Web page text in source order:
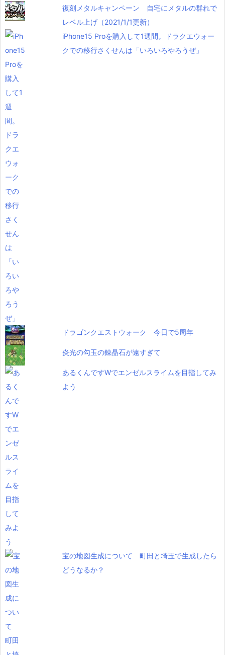
復刻メタルキャンペーン 自宅にメタルの群れで
レベル上げ（2021/1/1更新）
iPhone15 Proを購入して1週間。ドラクエウォー
クでの移行さくせんは「いろいろやろうぜ」
ドラゴンクエストウォーク 今日で5周年
炎光の勾玉の錬晶石が遠すぎて
あるくんですWでエンゼルスライムを目指してみ
よう
宝の地図生成について 町田と埼玉で生成したら
どうなるか？